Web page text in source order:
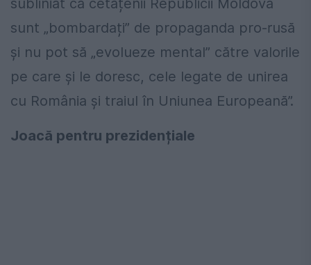
subliniat că cetățenii Republicii Moldova
sunt „bombardați” de propaganda pro-rusă
și nu pot să „evolueze mental” către valorile
pe care și le doresc, cele legate de unirea
cu România și traiul în Uniunea Europeană”.
Joacă pentru prezidențiale